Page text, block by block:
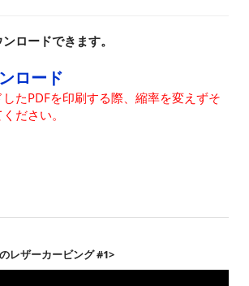
ロードできます。
ロード
たPDFを印刷する際、縮率を変えずそ
ださい。
レザーカービング #1>